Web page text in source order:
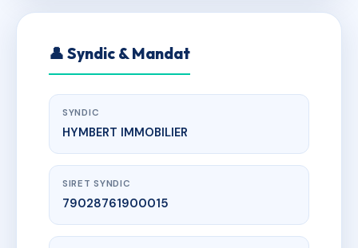
👤 Syndic & Mandat
SYNDIC
HYMBERT IMMOBILIER
SIRET SYNDIC
79028761900015